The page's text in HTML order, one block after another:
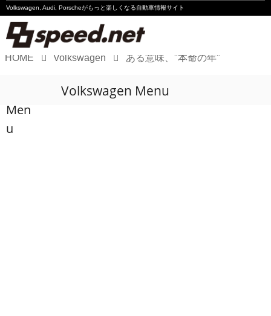
Volkswagen, Audi, Porscheがもっと楽しくなる自動車情報サイト
Audi
HOME Volkswagen ある意味、"本命の年"
Men
u
Volkswagen Menu